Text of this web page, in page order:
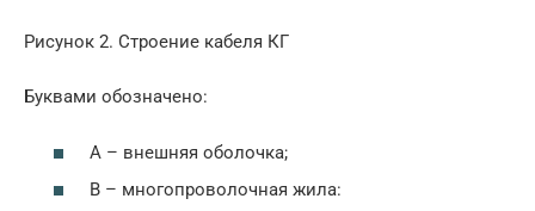
Рисунок 2. Строение кабеля КГ
Буквами обозначено:
А – внешняя оболочка;
В – многопроволочная жила: